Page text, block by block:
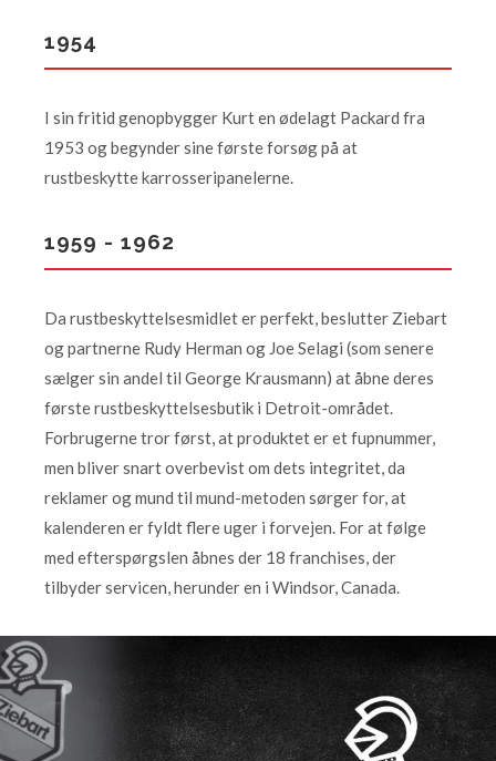
1954
I sin fritid genopbygger Kurt en ødelagt Packard fra
1953 og begynder sine første forsøg på at
rustbeskytte karrosseripanelerne.
1959 - 1962
Da rustbeskyttelsesmidlet er perfekt, beslutter Ziebart
og partnerne Rudy Herman og Joe Selagi (som senere
sælger sin andel til George Krausmann) at åbne deres
første rustbeskyttelsesbutik i Detroit-området.
Forbrugerne tror først, at produktet er et fupnummer,
men bliver snart overbevist om dets integritet, da
reklamer og mund til mund-metoden sørger for, at
kalenderen er fyldt flere uger i forvejen. For at følge
med efterspørgslen åbnes der 18 franchises, der
tilbyder servicen, herunder en i Windsor, Canada.